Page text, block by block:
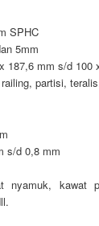
SPHC
5mm
187,6 mm s/d 100
partisi,
s/d 0,8 mm
nyamuk, kawat